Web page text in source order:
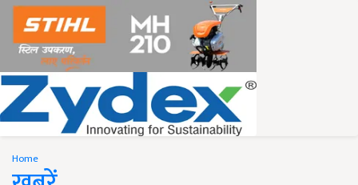
Home